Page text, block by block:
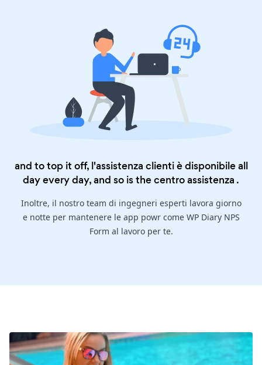
and to top it off, l'assistenza clienti è disponibile all
day every day, and so is thecentro assistenza .
Inoltre, il nostro team di ingegneri esperti lavora giorno
e notte per mantenere le app powr come WP Diary NPS
Form al lavoro per te.